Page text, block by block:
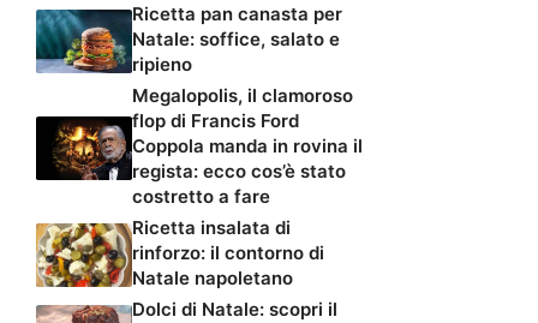
Ricetta pan canasta per
Natale: soffice, salato e
ripieno
Megalopolis, il clamoroso
flop di Francis Ford
Coppola manda in rovina il
regista: ecco cos’è stato
costretto a fare
Ricetta insalata di
rinforzo: il contorno di
Natale napoletano
Dolci di Natale: scopri il